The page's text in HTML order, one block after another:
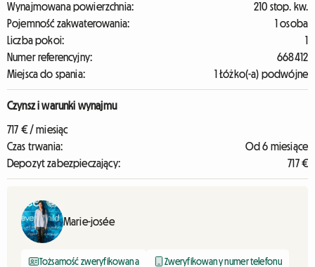
Wynajmowana powierzchnia:
210 stop. kw.
Pojemność zakwaterowania:
1 osoba
Liczba pokoi:
1
Numer referencyjny:
668412
Miejsca do spania:
1 Łóżko(-a) podwójne
Czynsz i warunki wynajmu
717 € / miesiąc
Czas trwania:
Od 6 miesiące
Depozyt zabezpieczający:
717 €
Marie-josée
Tożsamość zweryfikowana Zweryfikowany numer telefonu